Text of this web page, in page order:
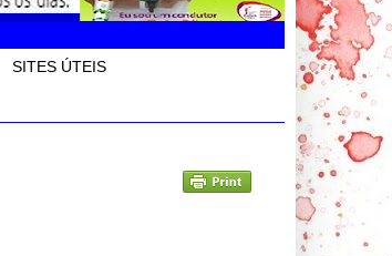
SITES ÚTEIS